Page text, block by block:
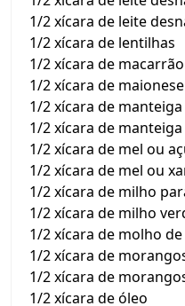
1/2 xícara de leite
1/2 xícara de lentilhas
1/2 xícara de
1/2 xícara de
1/2 xícara de manteiga
1/2 xícara de
1/2 xícara de mel ou
1/2 xícara de mel ou
1/2 xícara de milho
1/2 xícara de milho
1/2 xícara de molho
1/2 xícara de
1/2 xícara de
1/2 xícara de óleo